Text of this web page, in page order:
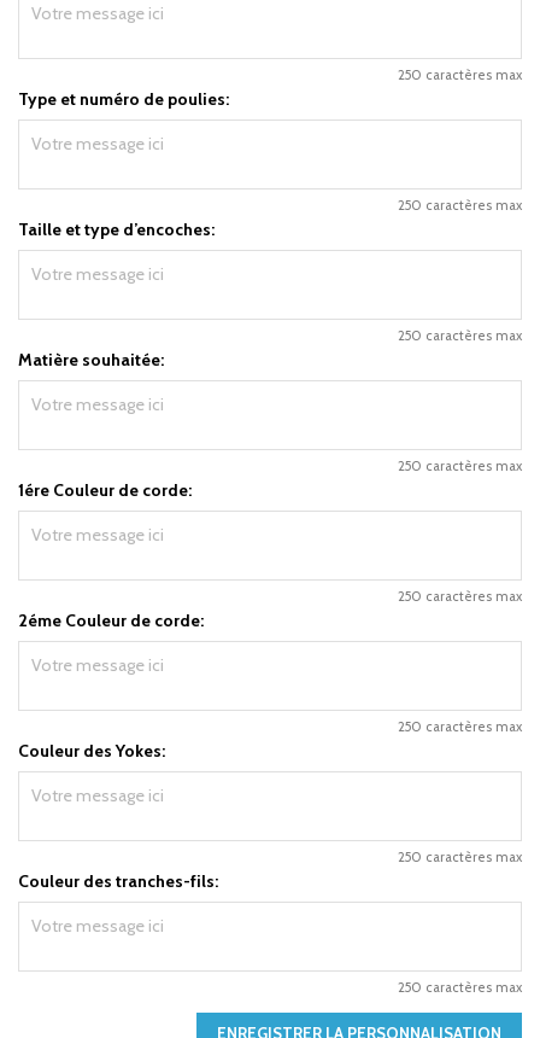
250 caractères max
Type et numéro de poulies:
250 caractères max
Taille et type d’encoches:
250 caractères max
Matière souhaitée:
250 caractères max
1ére Couleur de corde:
250 caractères max
2éme Couleur de corde:
250 caractères max
Couleur des Yokes:
250 caractères max
Couleur des tranches-fils:
250 caractères max
ENREGISTRER LA PERSONNALISATION